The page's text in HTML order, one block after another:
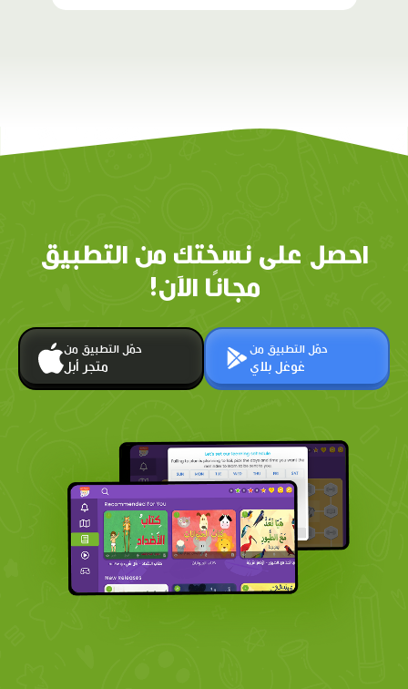
احصل على نسختك من التطبيق
مجانًا الآن!
حمّل التطبيق من
متجر أبل
حمّل التطبيق من
غوغل بلاي